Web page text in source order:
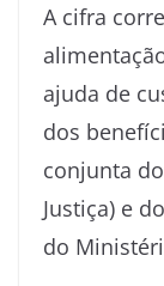
A cifra
ajuda de
dos
conjunta do
Justiça) e
do